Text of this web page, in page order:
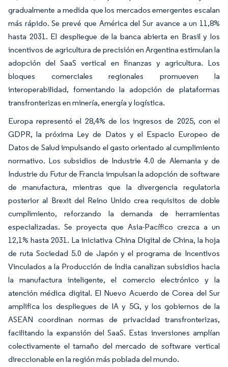
gradualmente a medida que los mercados emergentes escalan
más rápido. Se prevé que América del Sur avance a un 11,8%
hasta 2031. El despliegue de la banca abierta en Brasil y los
incentivos de agricultura de precisión en Argentina estimulan la
adopción del SaaS vertical en finanzas y agricultura. Los
bloques comerciales regionales promueven la
interoperabilidad, fomentando la adopción de plataformas
transfronterizas en minería, energía y logística.
Europa representó el 28,4% de los ingresos de 2025, con el
GDPR, la próxima Ley de Datos y el Espacio Europeo de
Datos de Salud impulsando el gasto orientado al cumplimiento
normativo. Los subsidios de Industrie 4.0 de Alemania y de
Industrie du Futur de Francia impulsan la adopción de software
de manufactura, mientras que la divergencia regulatoria
posterior al Brexit del Reino Unido crea requisitos de doble
cumplimiento, reforzando la demanda de herramientas
especializadas. Se proyecta que Asia-Pacífico crezca a un
12,1% hasta 2031. La iniciativa China Digital de China, la hoja
de ruta Sociedad 5.0 de Japón y el programa de Incentivos
Vinculados a la Producción de India canalizan subsidios hacia
la manufactura inteligente, el comercio electrónico y la
atención médica digital. El Nuevo Acuerdo de Corea del Sur
amplifica los despliegues de IA y 5G, y los gobiernos de la
ASEAN coordinan normas de privacidad transfronterizas,
facilitando la expansión del SaaS. Estas inversiones amplían
colectivamente el tamaño del mercado de software vertical
direccionable en la región más poblada del mundo.